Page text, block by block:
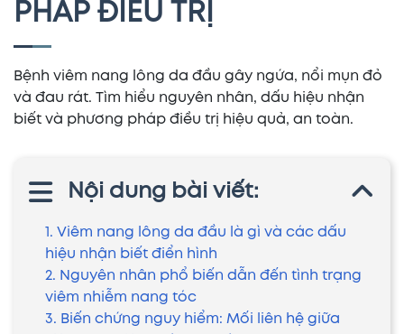
PHÁP ĐIỀU TRỊ
Bệnh viêm nang lông da đầu gây ngứa, nổi mụn đỏ
và đau rát. Tìm hiểu nguyên nhân, dấu hiệu nhận
biết và phương pháp điều trị hiệu quả, an toàn.
Nội dung bài viết:
1. Viêm nang lông da đầu là gì và các dấu
hiệu nhận biết điển hình
2. Nguyên nhân phổ biến dẫn đến tình trạng
viêm nhiễm nang tóc
3. Biến chứng nguy hiểm: Mối liên hệ giữa